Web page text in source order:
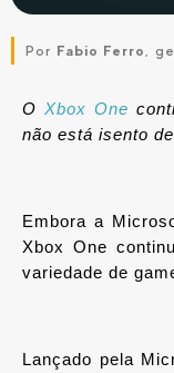
Por Fabio Ferro,
O Xbox One
não está isento
Embora a
Xbox One
variedade de
Lançado pela